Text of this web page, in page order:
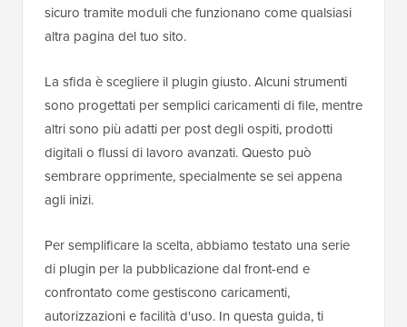
sicuro tramite moduli che funzionano come qualsiasi
altra pagina del tuo sito.
La sfida è scegliere il plugin giusto. Alcuni strumenti
sono progettati per semplici caricamenti di file, mentre
altri sono più adatti per post degli ospiti, prodotti
digitali o flussi di lavoro avanzati. Questo può
sembrare opprimente, specialmente se sei appena
agli inizi.
Per semplificare la scelta, abbiamo testato una serie
di plugin per la pubblicazione dal front-end e
confrontato come gestiscono caricamenti,
autorizzazioni e facilità d'uso. In questa guida, ti